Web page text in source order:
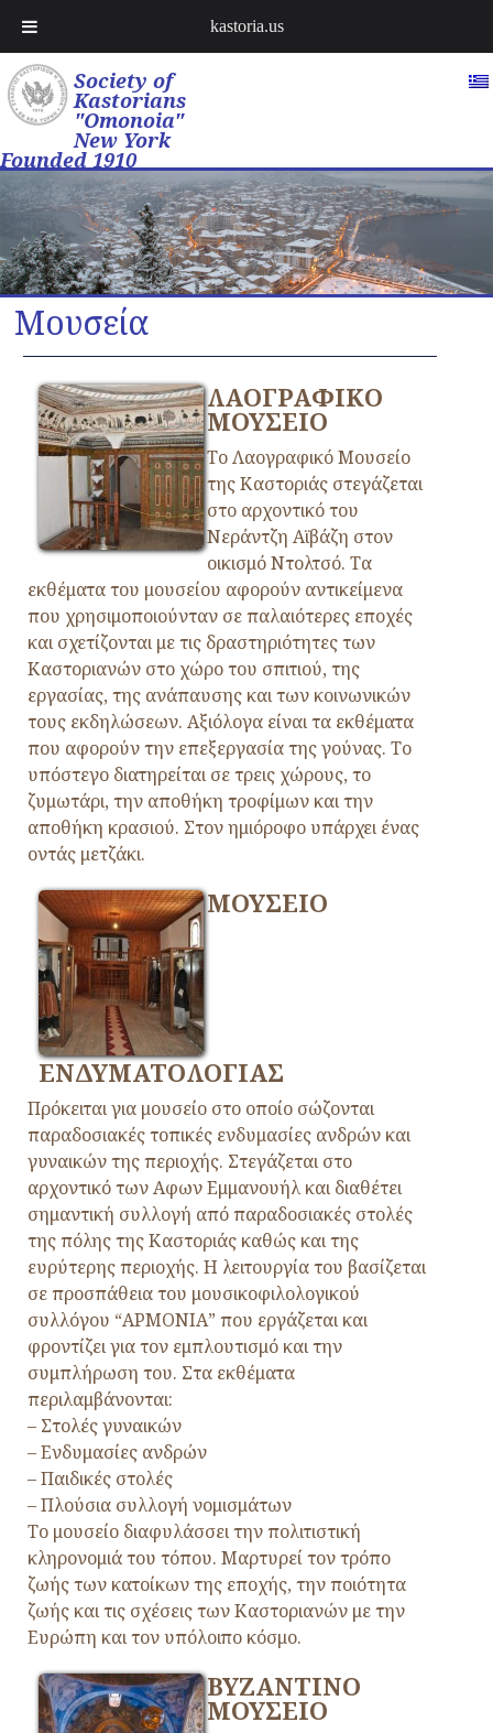
Society of
Kastorians
"Omonoia"
New York
Founded 1910
Μουσεία
ΛΑΟΓΡΑΦΙΚΟ
ΜΟΥΣΕΙΟ
Το Λαογραφικό Μουσείο
της Καστοριάς στεγάζεται
στο αρχοντικό του
Νεράντζη Αϊβάζη στον
οικισμό Ντολτσό. Τα
εκθέματα του μουσείου αφορούν αντικείμενα
που χρησιμοποιούνταν σε παλαιότερες εποχές
και σχετίζονται με τις δραστηριότητες των
Καστοριανών στο χώρο του σπιτιού, της
εργασίας, της ανάπαυσης και των κοινωνικών
τους εκδηλώσεων. Αξιόλογα είναι τα εκθέματα
που αφορούν την επεξεργασία της γούνας. Το
υπόστεγο διατηρείται σε τρεις χώρους, το
ζυμωτάρι, την αποθήκη τροφίμων και την
αποθήκη κρασιού. Στον ημιόροφο υπάρχει ένας
οντάς μετζάκι.
ΜΟΥΣΕΙΟ
ΕΝΔΥΜΑΤΟΛΟΓΙΑΣ
Πρόκειται για μουσείο στο οποίο σώζονται
παραδοσιακές τοπικές ενδυμασίες ανδρών και
γυναικών της περιοχής. Στεγάζεται στο
αρχοντικό των Αφων Εμμανουήλ και διαθέτει
σημαντική συλλογή από παραδοσιακές στολές
της πόλης της Καστοριάς καθώς και της
ευρύτερης περιοχής. Η λειτουργία του βασίζεται
σε προσπάθεια του μουσικοφιλολογικού
συλλόγου “ΑΡΜΟΝΙΑ” που εργάζεται και
φροντίζει για τον εμπλουτισμό και την
συμπλήρωση του. Στα εκθέματα
περιλαμβάνονται:
– Στολές γυναικών
– Ενδυμασίες ανδρών
– Παιδικές στολές
– Πλούσια συλλογή νομισμάτων
Το μουσείο διαφυλάσσει την πολιτιστική
κληρονομιά του τόπου. Μαρτυρεί τον τρόπο
ζωής των κατοίκων της εποχής, την ποιότητα
ζωής και τις σχέσεις των Καστοριανών με την
Ευρώπη και τον υπόλοιπο κόσμο.
ΒΥΖΑΝΤΙΝΟ
ΜΟΥΣΕΙΟ
kastoria.us